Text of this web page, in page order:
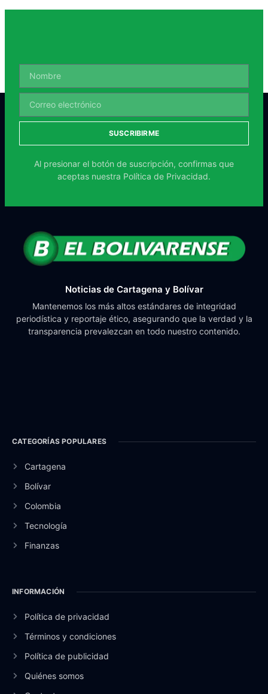
SUSCRIBIRME
Al presionar el botón de suscripción, confirmas que
aceptas nuestra Política de Privacidad.
Noticias de Cartagena y Bolívar
Mantenemos los más altos estándares de integridad
periodística y reportaje ético, asegurando que la verdad y la
transparencia prevalezcan en todo nuestro contenido.
CATEGORÍAS POPULARES
Cartagena
Bolívar
Colombia
Tecnología
Finanzas
INFORMACIÓN
Política de privacidad
Términos y condiciones
Política de publicidad
Quiénes somos